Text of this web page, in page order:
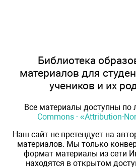
Библиотека
материалов для
учеников и их
Все материалы доступны по
Commons - «Attribution-
Наш сайт не претендует на
материалов. Мы только
формат материалы из сети
находятся в открытом